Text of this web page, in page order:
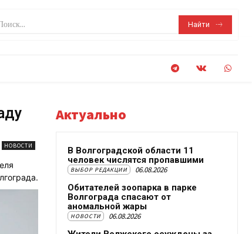
Найти
НОВОСТИ
Актуально
В Волгоградской области 11
человек числятся пропавшими
ВЫБОР РЕДАКЦИИ 06.08.2026
Обитателей зоопарка в парке
Волгограда спасают от
аномальной жары
НОВОСТИ 06.08.2026